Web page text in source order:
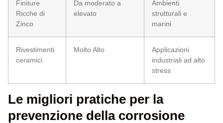
Finiture
Ricche di
Zinco
Da moderato a
elevato
Ambienti
strutturali e
marini
Rivestimenti
ceramici
Molto Alto
Applicazioni
industriali ad alto
stress
Le migliori pratiche per la
prevenzione della corrosione